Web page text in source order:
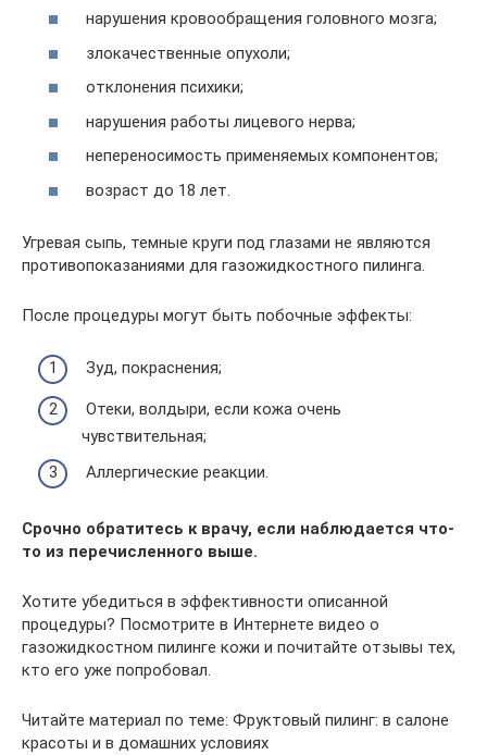
нарушения кровообращения головного мозга;
злокачественные опухоли;
отклонения психики;
нарушения работы лицевого нерва;
непереносимость применяемых компонентов;
возраст до 18 лет.
Угревая сыпь, темные круги под глазами не являются
противопоказаниями для газожидкостного пилинга.
После процедуры могут быть побочные эффекты:
Зуд, покраснения;
Отеки, волдыри, если кожа очень
чувствительная;
Аллергические реакции.
Срочно обратитесь к врачу, если наблюдается что-
то из перечисленного выше.
Хотите убедиться в эффективности описанной
процедуры? Посмотрите в Интернете видео о
газожидкостном пилинге кожи и почитайте отзывы тех,
кто его уже попробовал.
Читайте материал по теме: Фруктовый пилинг: в салоне
красоты и в домашних условиях